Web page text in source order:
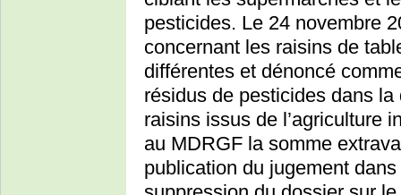
pesticides. Le 24 novembre
concernant les raisins de
différentes et dénoncé
résidus de pesticides dans
raisins issus de l’agriculture
au MDRGF la somme
publication du jugement